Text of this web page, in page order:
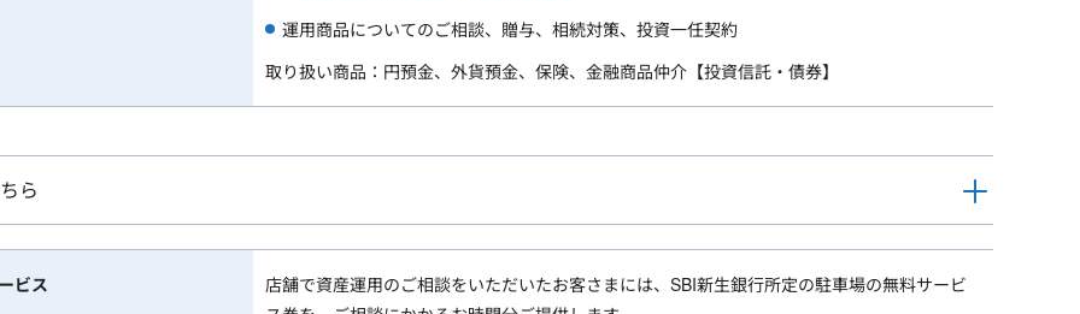
運用商品についてのご相談、贈与、相続対策、投資一任契約
取り扱い商品：円預金、外貨預金、保険、金融商品仲介【投資信託・債券】
ら
ビス
店舗で資産運用のご相談をいただいたお客さまには、SBI新生銀行所定の駐車場の無料サービ